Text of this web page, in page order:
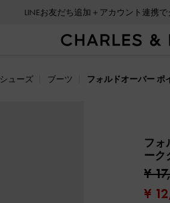
LINEお友だち追加＋アカウント連携
シューズ ブーツ フォルドオーバー ポ
フォ
ーク
¥
¥